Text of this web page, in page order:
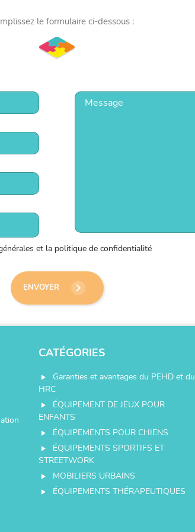
le formulaire ci-dessous :
et la politique de confidentialité
ENVOYER keyboard_arrow_right
CATÉGORIES
play_arrow
Garanties et avantages du PEHD et du
HRC
play_arrow
ÉQUIPEMENT DE JEUX POUR
ENFANTS
play_arrow ÉQUIPEMENTS POUR CHIENS
play_arrow
ÉQUIPEMENTS SPORTIFS ET
STREETWORK
play_arrow MOBILIERS URBAINS
play_arrow ÉQUIPEMENTS THÉRAPEUTIQUES